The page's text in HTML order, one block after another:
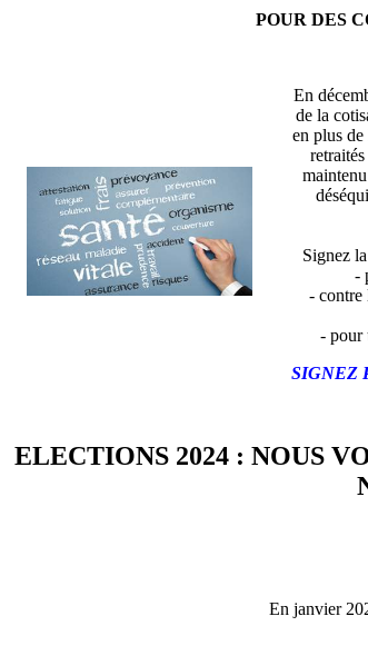
POUR DES
En
de la
en plus
Signez
-
- contre
- pour
SIGNEZ
ELECTIONS 2024 : NOUS
En janvier